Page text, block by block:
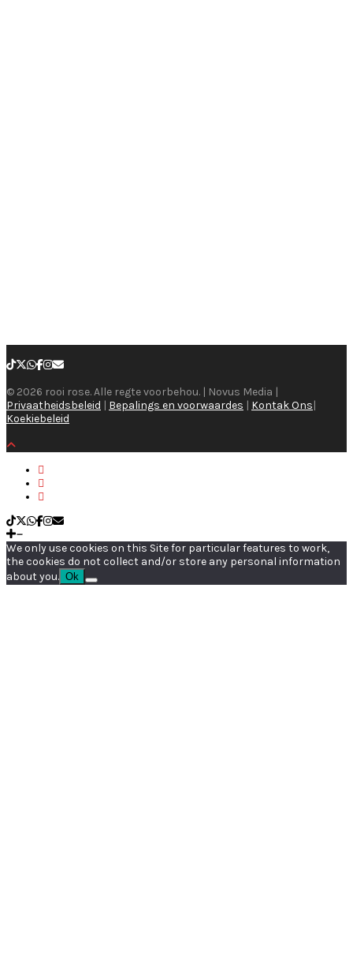
© 2026 rooi rose. Alle regte voorbehou. | Novus Media |
Privaatheidsbeleid | Bepalings en voorwaardes | Kontak Ons|
Koekiebeleid
We only use cookies on this Site for particular features to work,
the cookies do not collect and/or store any personal information
about you. Ok